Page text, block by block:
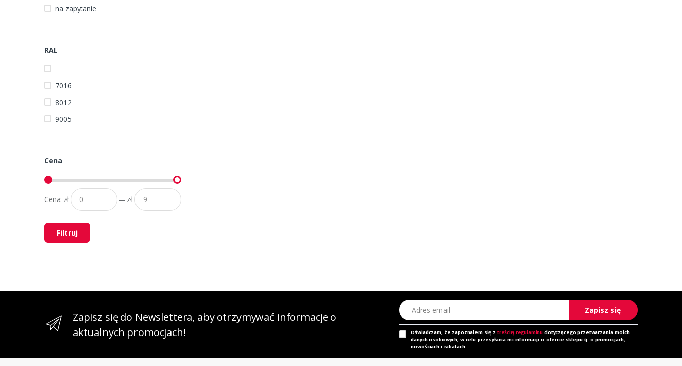
na zapytanie
RAL
-
7016
8012
9005
Cena
Cena: zł — zł
Filtruj
Zapisz się do Newslettera, aby otrzymywać informacje o
aktualnych promocjach!
Adres email
Zapisz się
Oświadczam, że zapoznałem się z treścią regulaminu dotyczącego przetwarzania moich
danych osobowych, w celu przesyłania mi informacji o ofercie sklepu tj. o promocjach,
nowościach i rabatach.